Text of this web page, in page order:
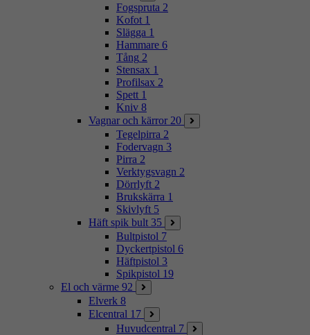
Fogspruta 2
Kofot 1
Slägga 1
Hammare 6
Tång 2
Stensax 1
Profilsax 2
Spett 1
Kniv 8
Vagnar och kärror 20
Tegelpirra 2
Fodervagn 3
Pirra 2
Verktygsvagn 2
Dörrlyft 2
Brukskärra 1
Skivlyft 5
Häft spik bult 35
Bultpistol 7
Dyckertpistol 6
Häftpistol 3
Spikpistol 19
El och värme 92
Elverk 8
Elcentral 17
Huvudcentral 7